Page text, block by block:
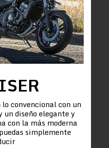
convencional con un
diseño elegante y
con la más moderna
simplemente